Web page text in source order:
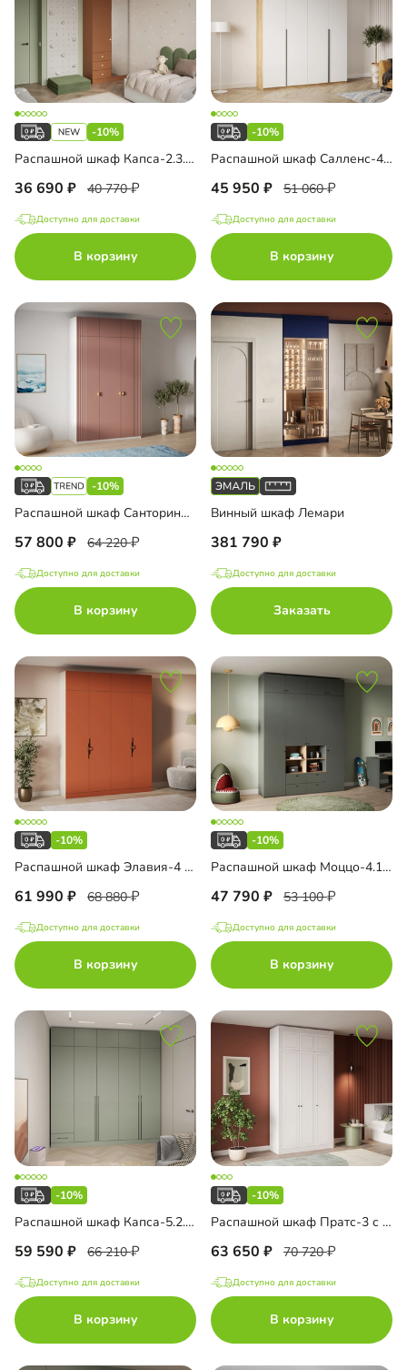
-10%
Распашной шкаф Капса-2.3.3 с зеркалом и антресолью
36 690 40 770
Доступно для доставки
В корзину
-10%
Распашной шкаф Салленс-4.1 с антресолью
45 950 51 060
Доступно для доставки
В корзину
-10%
Распашной шкаф Санторини-3 Лайф с антресолью
57 800 64 220
Доступно для доставки
В корзину
Винный шкаф Лемари
381 790
Доступно для доставки
Заказать
-10%
Распашной шкаф Элавия-4 Премиум с антресолью
61 990 68 880
Доступно для доставки
В корзину
-10%
Распашной шкаф Моццо-4.1 с антресолью
47 790 53 100
Доступно для доставки
В корзину
-10%
Распашной шкаф Капса-5.2.1 с антресолью
59 590 66 210
Доступно для доставки
В корзину
-10%
Распашной шкаф Пратс-3 с антресолью
63 650 70 720
Доступно для доставки
В корзину